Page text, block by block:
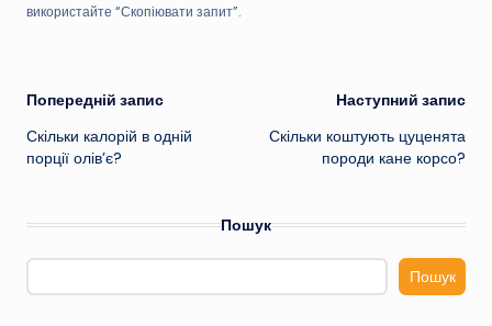
використайте “Скопіювати запит”.
Навігація
по
Попередній запис
Скільки калорій в одній
порції олів’є?
Наступний запис
Скільки коштують цуценята
породи кане корсо?
Пошук
Пошук